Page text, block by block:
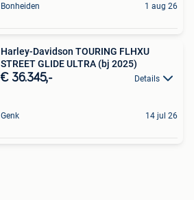
Bonheiden 1 aug 26
Harley-Davidson TOURING FLHXU
STREET GLIDE ULTRA (bj 2025)
€ 36.345,- Details
Genk 14 jul 26